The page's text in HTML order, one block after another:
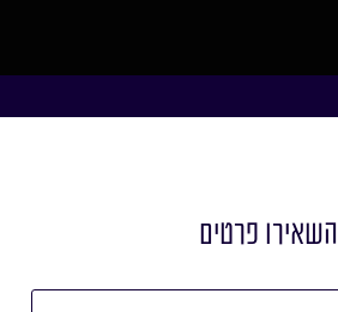
השאירו פרטים